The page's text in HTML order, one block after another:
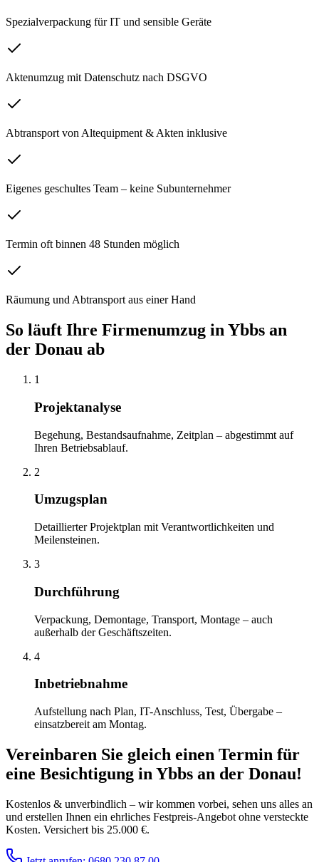
Spezialverpackung für IT und sensible Geräte
Aktenumzug mit Datenschutz nach DSGVO
Abtransport von Altequipment & Akten inklusive
Eigenes geschultes Team – keine Subunternehmer
Termin oft binnen 48 Stunden möglich
Räumung und Abtransport aus einer Hand
So läuft Ihre Firmenumzug inYbbs an
der Donau ab
1
Projektanalyse
Begehung, Bestandsaufnahme, Zeitplan – abgestimmt auf
Ihren Betriebsablauf.
2
Umzugsplan
Detaillierter Projektplan mit Verantwortlichkeiten und
Meilensteinen.
3
Durchführung
Verpackung, Demontage, Transport, Montage – auch
außerhalb der Geschäftszeiten.
4
Inbetriebnahme
Aufstellung nach Plan, IT-Anschluss, Test, Übergabe –
einsatzbereit am Montag.
Vereinbaren Sie gleich einen Termin für
eine Besichtigung in Ybbs an der Donau!
Kostenlos & unverbindlich – wir kommen vorbei, sehen uns alles an
und erstellen Ihnen ein ehrliches Festpreis-Angebot ohne versteckte
Kosten. Versichert bis 25.000 €.